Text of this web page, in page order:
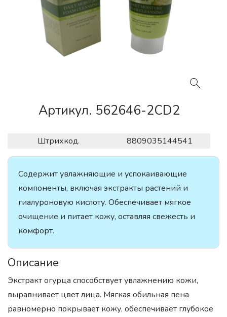
Артикул. 562646-2CD2
Штрихкод. 8809035144541
Содержит увлажняющие и успокаивающие
компоненты, включая экстракты растений и
гиалуроновую кислоту. Обеспечивает мягкое
очищение и питает кожу, оставляя свежесть и
комфорт.
Описание
Экстракт огурца способствует увлажнению кожи,
выравнивает цвет лица. Мягкая обильная пена
равномерно покрывает кожу, обеспечивает глубокое